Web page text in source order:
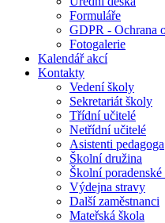
Formuláře
GDPR - Ochrana
Fotogalerie
Kalendář akcí
Kontakty
Vedení školy
Sekretariát školy
Třídní učitelé
Netřídní učitelé
Asistenti pedagoga
Školní družina
Školní poradenské
Výdejna stravy
Další zaměstnanci
Mateřská škola